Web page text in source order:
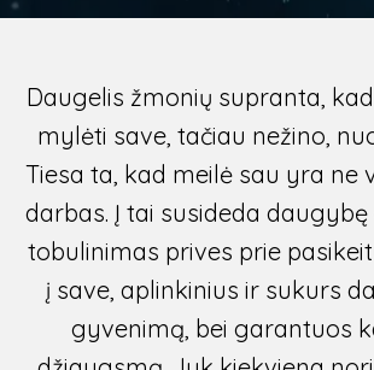
Daugelis žmonių supranta,
mylėti save, tačiau nežino,
Tiesa ta, kad meilė sau yra ne
darbas. Į tai susideda
tobulinimas prives prie
į save, aplinkinius ir sukurs
gyvenimą, bei garantuos